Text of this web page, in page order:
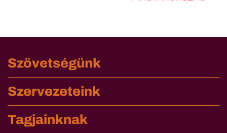
Szövetségünk
Szervezeteink
Tagjainknak